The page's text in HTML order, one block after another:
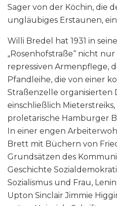
Sager von der Köchin, die
ungläubiges Erstaunen,
Willi Bredel hat 1931 in
„Rosenhofstraße“ nicht
repressiven Armenpflege,
Pfandleihe, die von einer
Straßenzelle organisierten
einschließlich
proletarische Hamburger
In einer engen
Brett mit Büchern von
Grundsätzen des
Geschichte
Sozialismus und Frau,
Upton Sinclair Jimmie